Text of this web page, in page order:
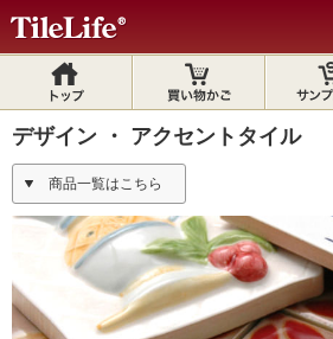
デザイン ・ アクセントタイル
商品一覧はこちら